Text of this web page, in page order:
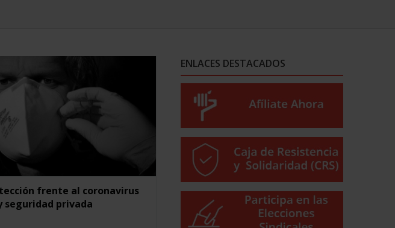
frente al coronavirus
seguridad privada
ENLACES DESTACADOS